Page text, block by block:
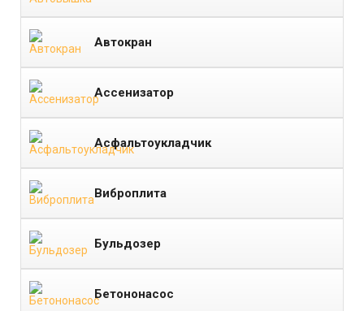
Автокран
Ассенизатор
Асфальтоукладчик
Виброплита
Бульдозер
Бетононасос